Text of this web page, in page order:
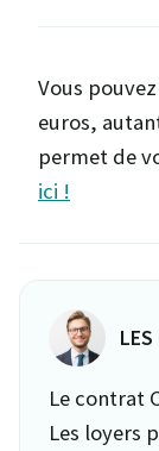
Vous
euros,
permet de
ici !
LES
Le contrat
Les loyers